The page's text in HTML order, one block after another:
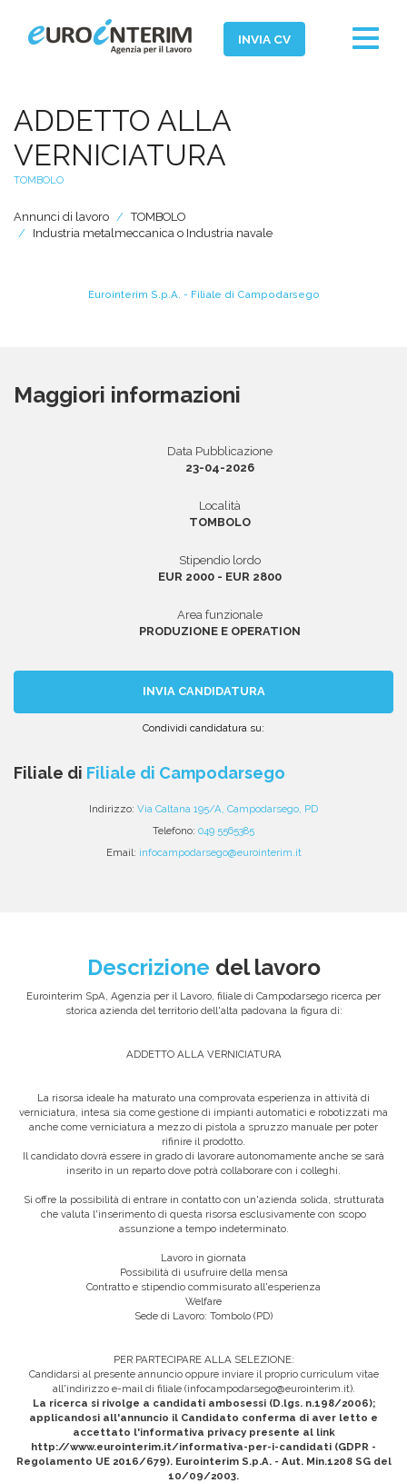
INVIA CV
Toggle
Chi Siamo
Aziende
Persone
Servizi
Lavora con noi
INVIA CV
ADDETTO ALLA
VERNICIATURA
TOMBOLO
Annunci di lavoro
TOMBOLO
Industria metalmeccanica o Industria navale
Eurointerim S.p.A. - Filiale di Campodarsego
Maggiori informazioni
Data Pubblicazione
23-04-2026
Località
TOMBOLO
Stipendio lordo
EUR 2000 - EUR 2800
Area funzionale
PRODUZIONE E OPERATION
INVIA CANDIDATURA
Condividi candidatura su:
email
Facebook
Twitter
Linkedin
WhatsApp
Filiale di Filiale di Campodarsego
Indirizzo: Via Caltana 195/A, Campodarsego, PD
Telefono: 049 5565385
Email: infocampodarsego@eurointerim.it
Descrizione del lavoro
Eurointerim SpA, Agenzia per il Lavoro, filiale di Campodarsego ricerca per
storica azienda del territorio dell'alta padovana la figura di:
ADDETTO ALLA VERNICIATURA
La risorsa ideale ha maturato una comprovata esperienza in attività di
verniciatura, intesa sia come gestione di impianti automatici e robotizzati ma
anche come verniciatura a mezzo di pistola a spruzzo manuale per poter
rifinire il prodotto.
Il candidato dovrà essere in grado di lavorare autonomamente anche se sarà
inserito in un reparto dove potrà collaborare con i colleghi.
Si offre la possibilità di entrare in contatto con un'azienda solida, strutturata
che valuta l'inserimento di questa risorsa esclusivamente con scopo
assunzione a tempo indeterminato.
Lavoro in giornata
Possibilità di usufruire della mensa
Contratto e stipendio commisurato all'esperienza
Welfare
Sede di Lavoro: Tombolo (PD)
PER PARTECIPARE ALLA SELEZIONE:
Candidarsi al presente annuncio oppure inviare il proprio curriculum vitae
all'indirizzo e-mail di filiale (infocampodarsego@eurointerim.it).
La ricerca si rivolge a candidati ambosessi (D.lgs. n.198/2006);
applicandosi all'annuncio il Candidato conferma di aver letto e
accettato l'informativa privacy presente al link
http://www.eurointerim.it/informativa-per-i-candidati (GDPR -
Regolamento UE 2016/679). Eurointerim S.p.A. - Aut. Min.1208 SG del
10/09/2003.